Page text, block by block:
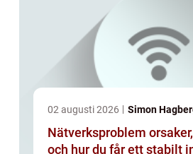
02 augusti 2026 Simon
Nätverksproblem orsaker, lösningar
och hur du får ett stabilt